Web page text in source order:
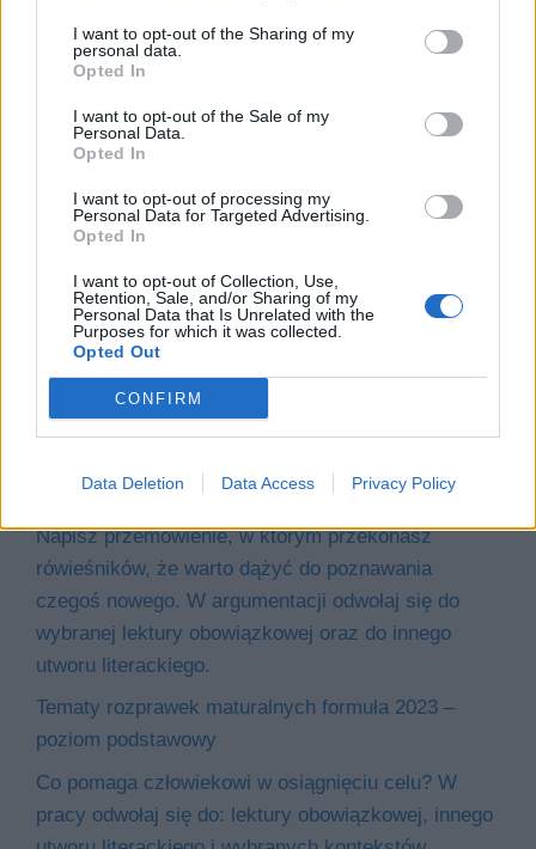
I want to opt-out of the Sharing of my
personal data.
Opted In
I want to opt-out of the Sale of my
Personal Data.
Opted In
I want to opt-out of processing my
Personal Data for Targeted Advertising.
Opted In
I want to opt-out of Collection, Use,
Retention, Sale, and/or Sharing of my
Personal Data that Is Unrelated with the
Purposes for which it was collected.
Opted Out
CONFIRM
Data Deletion Data Access Privacy Policy
Pomogłeś mi odkryć, jakie to ważne. Napisz
opowiadanie o przeżytej z bohaterem wybranej
lektury obowiązkowej przygodzie, dzięki której
lekturę obowiązkową.
Napisz przemówienie, w którym przekonasz
rówieśników, że warto dążyć do poznawania
czegoś nowego. W argumentacji odwołaj się do
wybranej lektury obowiązkowej oraz do innego
utworu literackiego.
Tematy rozprawek maturalnych formuła 2023 –
poziom podstawowy
Co pomaga człowiekowi w osiągnięciu celu? W
pracy odwołaj się do: lektury obowiązkowej, innego